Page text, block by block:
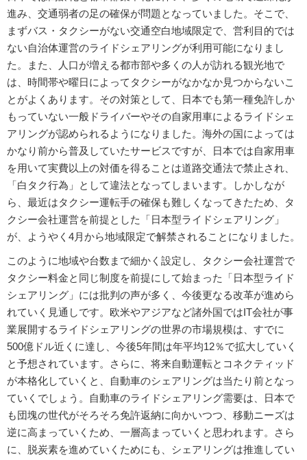
進み、交通弱者の足の確保が問題となっていました。そこで、
まずバス・タクシーがない交通空白地域限定で、営利目的では
ない自治体運営のライドシェアリングが利用可能になりまし
た。また、人口が増える都市部や多くの人が訪れる観光地で
は、時間帯や曜日によってタクシーがなかなか見つからないこ
とがよくあります。その対策として、日本でも第一種免許しか
もっていない一般ドライバーやその自家用車によるライドシェ
アリングが認められるようになりました。海外の国によっては
かなり前から普及していたサービスですが、日本では自家用車
を用いて実費以上の対価を得ることは道路交通法で禁止され、
「白タク行為」として違法となってしまいます。しかしなが
ら、最近はタクシー運転手の確保も難しくなってきたため、タ
クシー会社運営を前提とした「日本型ライドシェアリング」
が、ようやく4月から地域限定で解禁されることになりました。
このように地域や台数まで細かく設定し、タクシー会社運営で
タクシー料金と同じ制度を前提にして始まった「日本型ライド
シェアリング」には批判の声が多く、今後更なる改革が進めら
れていく見通しです。欧米やアジアなど諸外国ではIT会社が事
業展開するライドシェアリングの世界の市場規模は、すでに
500億ドル近くに達し、今後5年間は年平均12％で拡大していく
と予想されています。さらに、将来自動運転とコネクティッド
が本格化していくと、自動車のシェアリングは当たり前となっ
ていくでしょう。自動車のライドシェアリング需要は、日本で
も団塊の世代がそろそろ免許返納に向かいつつ、移動ニーズは
逆に高まっていくため、一層高まっていくと思われます。さら
に、脱炭素を進めていくためにも、シェアリングは推進してい